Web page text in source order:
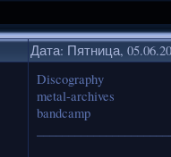
Дата: Пятница,
Discography
metal-archives
bandcamp